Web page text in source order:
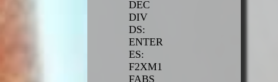
DEC
DIV
DS:
ENTER
ES:
F2XM1
FABS